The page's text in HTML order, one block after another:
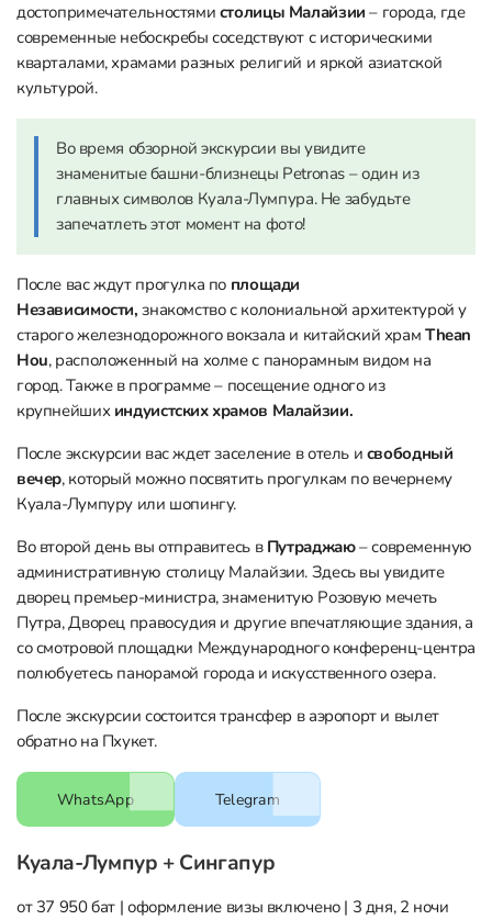
достопримечательностями столицы Малайзии – города, где
современные небоскребы соседствуют с историческими
кварталами, храмами разных религий и яркой азиатской
культурой.
Во время обзорной экскурсии вы увидите
знаменитые башни-близнецы Petronas – один из
главных символов Куала-Лумпура. Не забудьте
запечатлеть этот момент на фото!
После вас ждут прогулка по площади
Независимости, знакомство с колониальной архитектурой у
старого железнодорожного вокзала и китайский храм Thean
Hou, расположенный на холме с панорамным видом на
город. Также в программе – посещение одного из
крупнейших индуистских храмов Малайзии.
После экскурсии вас ждет заселение в отель и свободный
вечер, который можно посвятить прогулкам по вечернему
Куала-Лумпуру или шопингу.
Во второй день вы отправитесь в Путраджаю– современную
административную столицу Малайзии. Здесь вы увидите
дворец премьер-министра, знаменитую Розовую мечеть
Путра, Дворец правосудия и другие впечатляющие здания, а
со смотровой площадки Международного конференц-центра
полюбуетесь панорамой города и искусственного озера.
После экскурсии состоится трансфер в аэропорт и вылет
обратно на Пхукет.
WhatsApp Telegram
Куала-Лумпур + Сингапур
от 37 950 бат | оформление визы включено | 3 дня, 2 ночи